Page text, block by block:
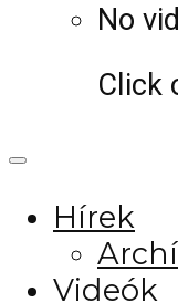
No
Click
Hírek
Videók